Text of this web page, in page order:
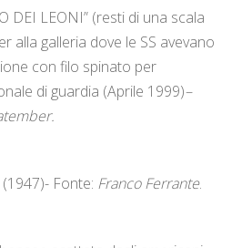
DEI LEONI” (resti di una scala
alla galleria dove le SS avevano
con filo spinato per
di guardia (Aprile 1999)–
Fonte: Franco Ferrante.